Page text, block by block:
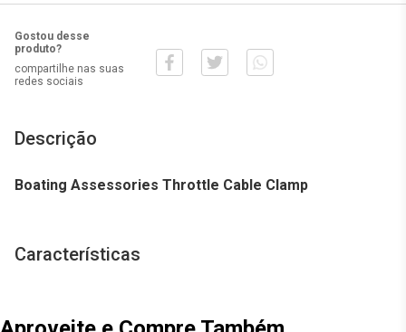
Gostou desse
produto?
compartilhe nas suas
redes sociais
Descrição
Boating Assessories Throttle Cable Clamp
Características